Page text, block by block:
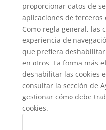
proporcionar datos de
aplicaciones de terceros
Como regla general, las
experiencia de
que prefiera
en otros. La forma más
deshabilitar las cookies
consultar la sección de
gestionar cómo debe
cookies.